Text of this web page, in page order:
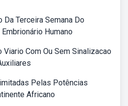
Da Terceira Semana Do
Humano
Viario Com Ou Sem Sinalizacao
Pelas Potências
Africano